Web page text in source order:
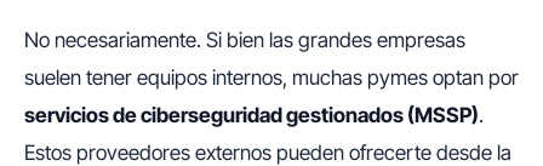
No necesariamente. Si bien las grandes empresas
suelen tener equipos internos, muchas pymes optan por
servicios de ciberseguridad gestionados (MSSP).
Estos proveedores externos pueden ofrecerte desde la